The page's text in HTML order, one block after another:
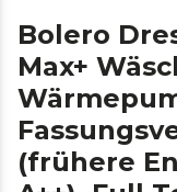
Bolero
Max+
(frühere